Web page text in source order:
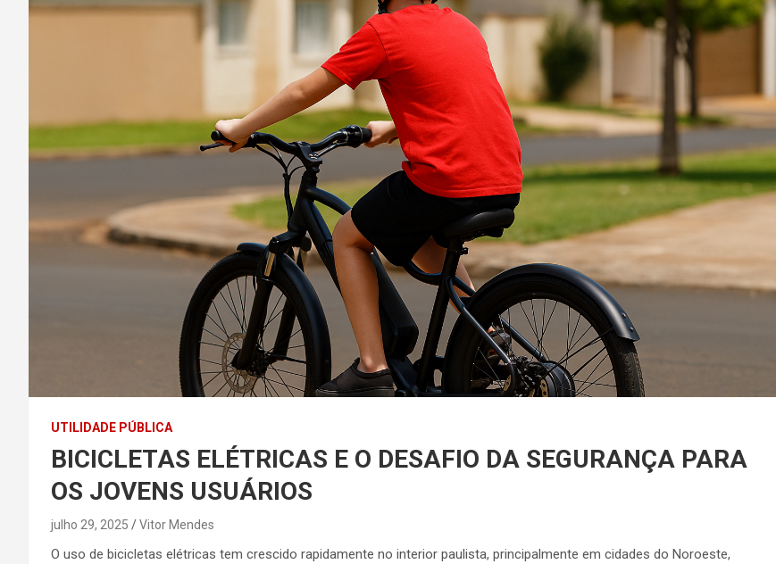
UTILIDADE PÚBLICA
BICICLETAS ELÉTRICAS E O DESAFIO DA SEGURANÇA PARA
OS JOVENS USUÁRIOS
julho 29, 2025 Vitor Mendes
O uso de bicicletas elétricas tem crescido rapidamente no interior paulista, principalmente em cidades do Noroeste,